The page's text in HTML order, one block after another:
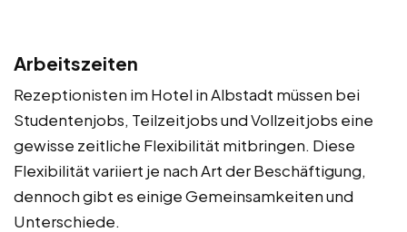
Arbeitszeiten
Rezeptionisten im Hotel in Albstadt müssen bei
Studentenjobs, Teilzeitjobs und Vollzeitjobs eine
gewisse zeitliche Flexibilität mitbringen. Diese
Flexibilität variiert je nach Art der Beschäftigung,
dennoch gibt es einige Gemeinsamkeiten und
Unterschiede.